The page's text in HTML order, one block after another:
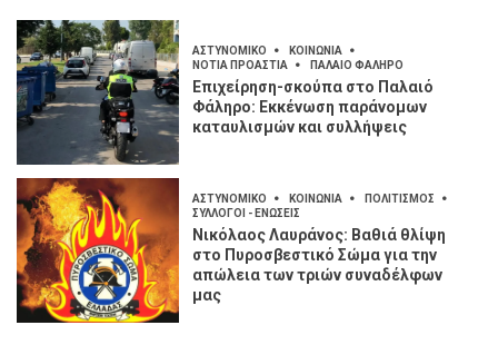
ΑΣΤΥΝΟΜΙΚΟ
ΚΟΙΝΩΝΙΑ
ΝΟΤΙΑ ΠΡΟΑΣΤΙΑ
ΠΑΛΑΙΟ ΦΑΛΗΡΟ
Επιχείρηση-σκούπα στο Παλαιό
Φάληρο: Εκκένωση παράνομων
καταυλισμών και συλλήψεις
ΑΣΤΥΝΟΜΙΚΟ ΚΟΙΝΩΝΙΑ
ΠΟΛΙΤΙΣΜΟΣ
ΣΥΛΛΟΓΟΙ - ΕΝΩΣΕΙΣ
Νικόλαος Λαυράνος: Βαθιά θλίψη
στο Πυροσβεστικό Σώμα για την
απώλεια των τριών συναδέλφων
μας